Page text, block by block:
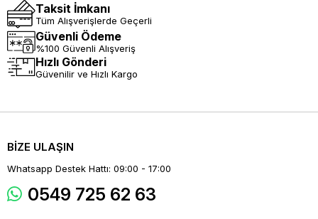
Taksit İmkanı
Tüm Alışverişlerde Geçerli
Güvenli Ödeme
%100 Güvenli Alışveriş
Hızlı Gönderi
Güvenilir ve Hızlı Kargo
BİZE ULAŞIN
Whatsapp Destek Hattı: 09:00 - 17:00
0549 725 62 63